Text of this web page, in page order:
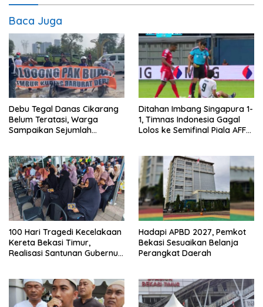
Baca Juga
Debu Tegal Danas Cikarang
Belum Teratasi, Warga
Sampaikan Sejumlah
Ditahan Imbang Singapura 1-
1, Timnas Indonesia Gagal
Lolos ke Semifinal Piala AFF
100 Hari Tragedi Kecelakaan
Kereta Bekasi Timur,
Realisasi Santunan Gubernur
Hadapi APBD 2027, Pemkot
Bekasi Sesuaikan Belanja
Perangkat Daerah